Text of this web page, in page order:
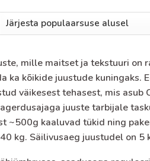
mille maitset ja tekstuuri on
kõikide juustude kuningaks.
väikesest tehasest, mis asub
juuste tarbijale
~500g kaaluvad tükid ning
kg. Säilivusaeg juustudel on 5